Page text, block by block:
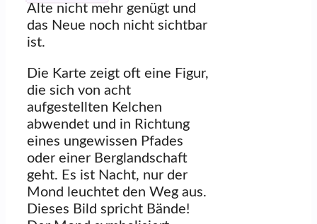
Alte nicht mehr genügt und
das Neue noch nicht sichtbar
ist.
Die Karte zeigt oft eine Figur,
die sich von acht
aufgestellten Kelchen
abwendet und in Richtung
eines ungewissen Pfades
oder einer Berglandschaft
geht. Es ist Nacht, nur der
Mond leuchtet den Weg aus.
Dieses Bild spricht Bände!